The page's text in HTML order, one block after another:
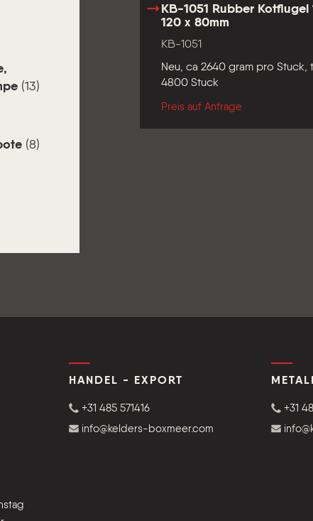
(13)
(8)
KB-1051 Rubber Kotflugel
120 x 80mm
KB-1051
Neu, ca 2640 gram pro Stuck,
4800 Stuck
Preis auf Anfrage
HANDEL - EXPORT
+31 485 571416
info@kelders-boxmeer.com
+31